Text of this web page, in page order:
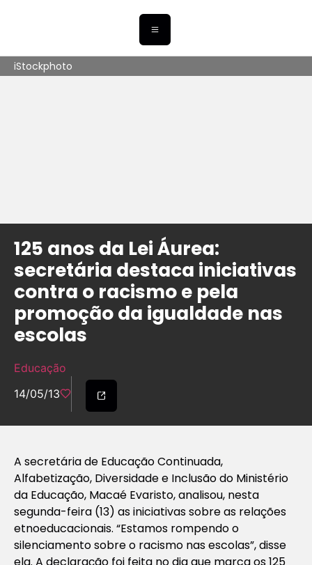
iStockphoto
125 anos da Lei Áurea:
secretária destaca iniciativas
contra o racismo e pela
promoção da igualdade nas
escolas
Educação
14/05/13
A secretária de Educação Continuada,
Alfabetização, Diversidade e Inclusão do Ministério
da Educação, Macaé Evaristo, analisou, nesta
segunda-feira (13) as iniciativas sobre as relações
etnoeducacionais. “Estamos rompendo o
silenciamento sobre o racismo nas escolas”, disse
ela. A declaração foi feita no dia que marca os 125